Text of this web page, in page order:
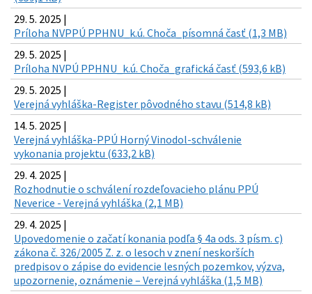
29. 5. 2025 |
Príloha NVPPÚ PPHNU_k.ú. Choča_písomná časť (1,3 MB)
29. 5. 2025 |
Príloha NVPÚ PPHNU_k.ú. Choča_grafická časť (593,6 kB)
29. 5. 2025 |
Verejná vyhláška-Register pôvodného stavu (514,8 kB)
14. 5. 2025 |
Verejná vyhláška-PPÚ Horný Vinodol-schválenie
vykonania projektu (633,2 kB)
29. 4. 2025 |
Rozhodnutie o schválení rozdeľovacieho plánu PPÚ
Neverice - Verejná vyhláška (2,1 MB)
29. 4. 2025 |
Upovedomenie o začatí konania podľa § 4a ods. 3 písm. c)
zákona č. 326/2005 Z. z. o lesoch v znení neskorších
predpisov o zápise do evidencie lesných pozemkov, výzva,
upozornenie, oznámenie – Verejná vyhláška (1,5 MB)